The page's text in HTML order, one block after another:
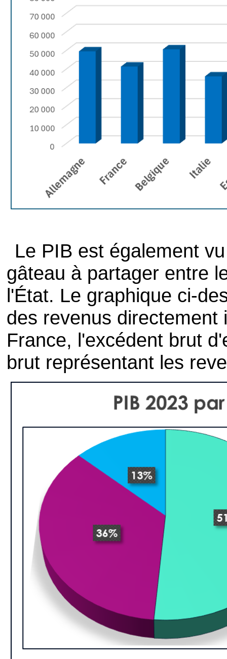
Le PIB est également
gâteau à partager entre
l'État. Le graphique ci-
des revenus
France, l'excédent brut
brut représentant les